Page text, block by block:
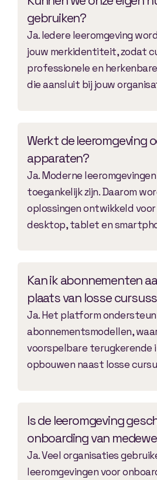
gebruiken?
Ja. Iedere leeromgeving
jouw merkidentiteit, zodat
professionele en
die aansluit bij jouw
Werkt de leeromgeving
apparaten?
Ja. Moderne
toegankelijk zijn. Daarom
oplossingen ontwikkeld
desktop, tablet en
Kan ik abonnementen
plaats van losse
Ja. Het platform
abonnementsmodellen,
voorspelbare terugkerende
opbouwen naast losse
Is de leeromgeving
onboarding van
Ja. Veel organisaties
leeromgevingen voor